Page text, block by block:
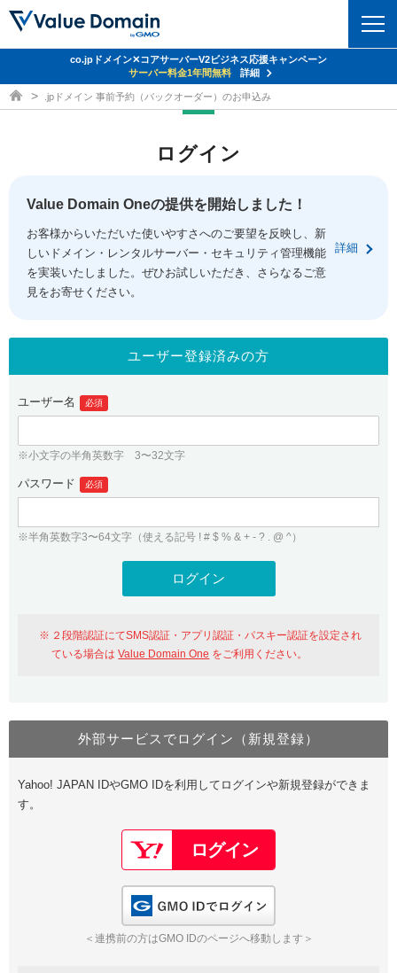
ドメイントップ
ドメイン移管
ドメイン価格一覧
ドメイン一括検索
.jpドメインオークション
gTLDオークション NEW!
.jpドメインバックオーダー
プレミアムドメイン
人気ドメインの種類
WHOIS検索
コアサーバー
バリューサーバー
XREA
セキュリティトップ
Value Domain ネットde診断
SSL証明書
サービストップ
お得意様割引
紹介制度
バリュードメインAPI
ドメイン・ホスティングOEM
facebook
ログイン
従来のバリュードメインをご利用希望の方
Value Domainにログイン
おすすめ One レンタルサーバーを含む最新の機能を使う方
Value Domain Oneにログイン
Google
GMO ID Amazon
※AmazonはValue Domain Oneのログイン画面へ遷移します
ユーザー登録
Value Domain Oneアカウント作成
以下でも登録可能
Google Yahoo!
GMO ID
co.jpドメイン✕コアサーバーV2ビジネス応援キャンペーン
サーバー料金1年間無料
詳細
ドメイン取得ならバリュードメイン
.jpドメイン 事前予約（バックオーダー）のお申込み
ログイン
Value Domain Oneの提供を開始しました！
お客様からいただいた使いやすさへのご要望を反映し、新
しいドメイン・レンタルサーバー・セキュリティ管理機能
を実装いたしました。ぜひお試しいただき、さらなるご意
見をお寄せください。
詳細
ユーザー登録済みの方
ユーザー名 必須
※小文字の半角英数字 3〜32文字
パスワード 必須
※半角英数字3〜64文字（使える記号 ! # $ % & + - ? . @ ^）
２段階認証にてSMS認証・アプリ認証・パスキー認証を設定され
ている場合はValue Domain One をご利用ください。
外部サービスでログイン（新規登録）
Yahoo! JAPAN IDやGMO IDを利用してログインや新規登録ができま
す。
＜連携前の方はGMO IDのページへ移動します＞